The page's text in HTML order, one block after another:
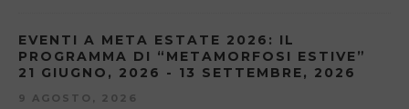
EVENTI A META ESTATE 2026: IL
PROGRAMMA DI “METAMORFOSI ESTIVE”
21 GIUGNO, 2026 - 13 SETTEMBRE, 2026
9 AGOSTO, 2026